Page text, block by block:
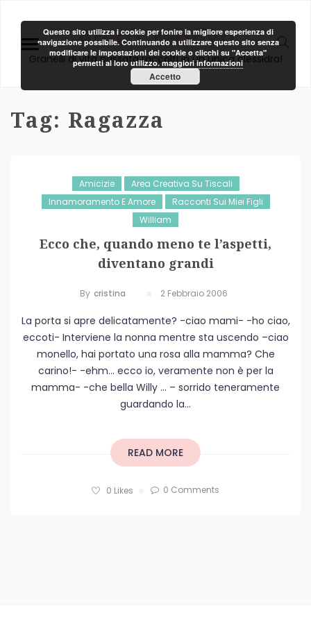
Area Creativa
Granelli di vita passata raccolti in un unica clessidra!
Tag: Ragazza
Amicizie
Area Creativa Su Tiscali
Innamoramento E Amore
Racconti Sui Miei Figli
William
Ecco che, quando meno te l’aspetti,
diventano grandi
By Cristina 2 Febbraio 2006
La porta si apre delicatamente? -ciao mami- -ho ciao,
eccoti- Interviene la nonna mentre sta uscendo –ciao
monello, hai portato una rosa alla mamma? Che
carino!- -ehm… ecco io, veramente non è per la
mamma- -che bella Willy ... – sorrido teneramente
guardando la...
READ MORE
0 Likes 0 Comments
Questo sito utilizza i cookie per fonire la migliore esperienza di
navigazione possibile. Continuando a utilizzare questo sito senza
modificare le impostazioni dei cookie o clicchi su "Accetta"
permetti al loro utilizzo.maggiori informazioni
Accetto